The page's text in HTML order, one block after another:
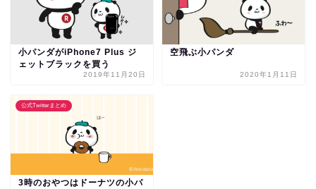
小パンダがiPhone7 Plus ジ
ェットブラックを買う
2019年11月20日
空飛ぶ小パンダ
2020年1月11日
公式Twitterまとめ
3時のおやつはドーナツの小パ